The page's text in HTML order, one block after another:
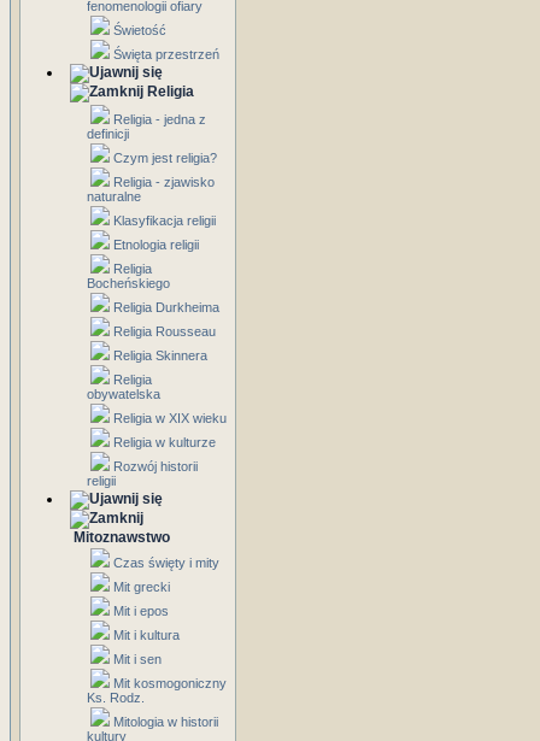
fenomenologii ofiary
Świetość
Święta przestrzeń
Religia
Religia - jedna z
definicji
Czym jest religia?
Religia - zjawisko
naturalne
Klasyfikacja religii
Etnologia religii
Religia
Bocheńskiego
Religia Durkheima
Religia Rousseau
Religia Skinnera
Religia
obywatelska
Religia w XIX wieku
Religia w kulturze
Rozwój historii
religii
Mitoznawstwo
Czas święty i mity
Mit grecki
Mit i epos
Mit i kultura
Mit i sen
Mit kosmogoniczny
Ks. Rodz.
Mitologia w historii
kultury